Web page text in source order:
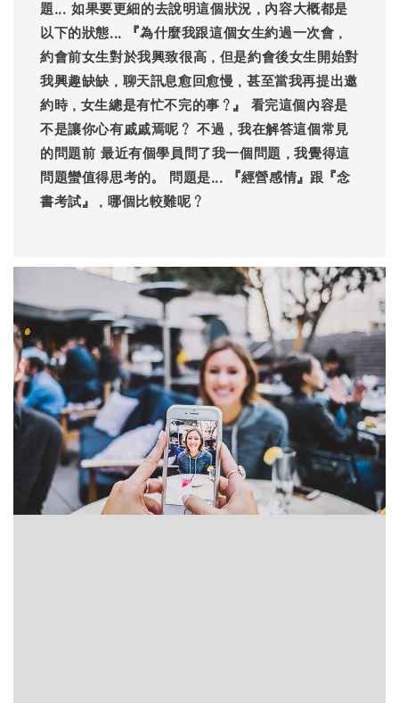
題... 如果要更細的去說明這個狀況，內容大概都是
以下的狀態... 『為什麼我跟這個女生約過一次會，
約會前女生對於我興致很高，但是約會後女生開始對
我興趣缺缺，聊天訊息愈回愈慢，甚至當我再提出邀
約時，女生總是有忙不完的事？』 看完這個內容是
不是讓你心有戚戚焉呢？ 不過，我在解答這個常見
的問題前 最近有個學員問了我一個問題，我覺得這
問題蠻值得思考的。 問題是... 『經營感情』跟『念
書考試』，哪個比較難呢？